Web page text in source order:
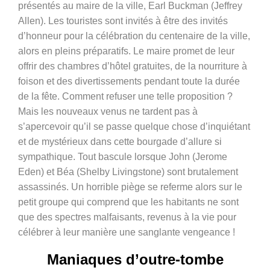
présentés au maire de la ville, Earl Buckman (Jeffrey
Allen). Les touristes sont invités à être des invités
d’honneur pour la célébration du centenaire de la ville,
alors en pleins préparatifs. Le maire promet de leur
offrir des chambres d’hôtel gratuites, de la nourriture à
foison et des divertissements pendant toute la durée
de la fête. Comment refuser une telle proposition ?
Mais les nouveaux venus ne tardent pas à
s’apercevoir qu’il se passe quelque chose d’inquiétant
et de mystérieux dans cette bourgade d’allure si
sympathique. Tout bascule lorsque John (Jerome
Eden) et Béa (Shelby Livingstone) sont brutalement
assassinés. Un horrible piège se referme alors sur le
petit groupe qui comprend que les habitants ne sont
que des spectres malfaisants, revenus à la vie pour
célébrer à leur manière une sanglante vengeance !
Maniaques d’outre-tombe